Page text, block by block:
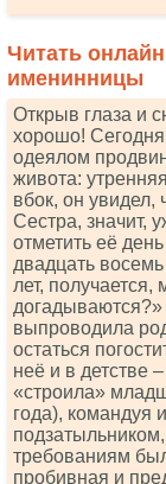
Читать
именинницы
Открыв глаза и
хорошо!
одеялом
живота:
вбок, он увидел,
Сестра, значит,
отметить её
двадцать
лет,
выпроводила
остаться
неё и в детстве
«строила»
года), командуя
требованиям
пробивная и